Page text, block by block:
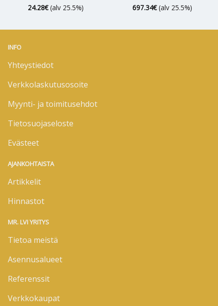
24.28€ (alv 25.5%)
697.34€ (alv 25.5%)
INFO
Yhteystiedot
Verkkolaskutusosoite
Myynti- ja toimitusehdot
Tietosuojaseloste
Evästeet
AJANKOHTAISTA
Artikkelit
Hinnastot
MR. LVI YRITYS
Tietoa meistä
Asennusalueet
Referenssit
Verkkokaupat